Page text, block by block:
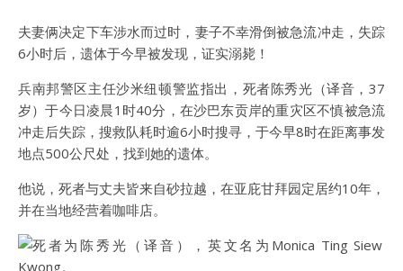
夫妻俩决定下车涉水而过时，妻子不幸滑倒被急流冲走，失踪
6小时后，遗体于今早被发现，证实溺毙！
兵南邦警区主任沙米纽顿警监指出，死者陈秀光（译音，37
岁）于今日凌晨1时40分，在沙巴东贡岸的重灾区不慎被急流
冲走后失踪，搜救队耗时逾6小时搜寻，于今早8时在距离事发
地点500公尺处，找到她的遗体。
他说，死者与丈夫皆来自砂拉越，在亚庇甘拜园定居约10年，
并在当地经营着咖啡店。